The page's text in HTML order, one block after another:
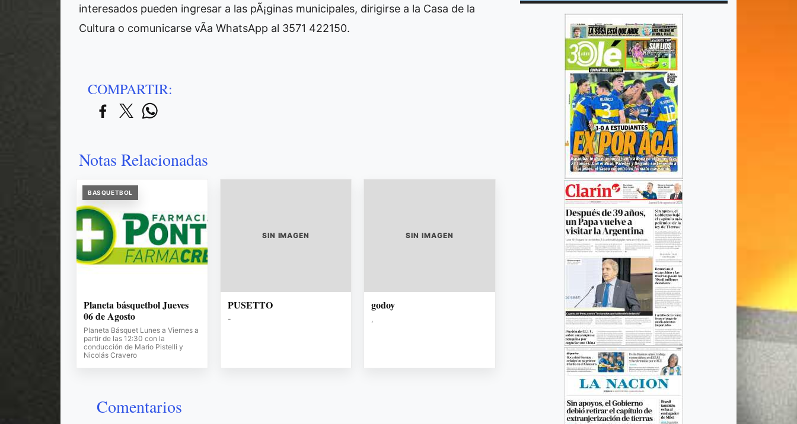
interesados pueden ingresar a las pÃ¡ginas municipales, dirigirse a la Casa de la
Cultura o comunicarse vÃ­a WhatsApp al 3571 422150.
COMPARTIR:
Notas Relacionadas
BASQUETBOL
Planeta básquetbol Jueves
06 de Agosto
Planeta Básquet Lunes a Viernes a
partir de las 12:30 con la
conducción de Mario Pistelli y
Nicolás Cravero
SIN IMAGEN
PUSETTO
-
SIN IMAGEN
godoy
,
Comentarios